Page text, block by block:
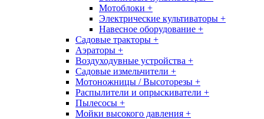
Мотоблоки +
Электрические культиваторы +
Навесное оборудование +
Садовые тракторы +
Аэраторы +
Воздуходувные устройства +
Садовые измельчители +
Мотоножницы / Высоторезы +
Распылители и опрыскиватели +
Пылесосы +
Мойки высокого давления +